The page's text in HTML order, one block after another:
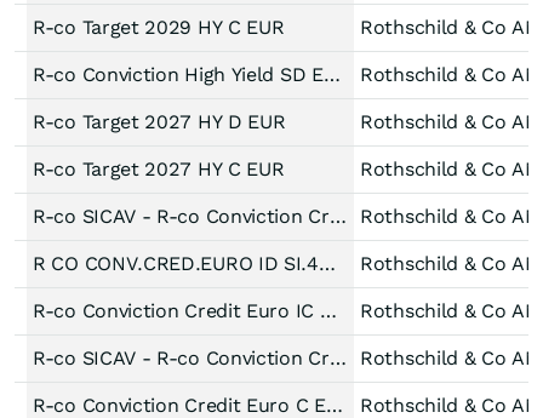
R-co Target 2029 HY C EUR Rothschild & Co AM
R-co Conviction High Yield SD Euro C EUR Rothschild & Co AM
R-co Target 2027 HY D EUR Rothschild & Co AM
R-co Target 2027 HY C EUR Rothschild & Co AM
R-co SICAV - R-co Conviction Credit Euro Act -PB EUR- Rothschild & Co AM
R CO CONV.CRED.EURO ID SI.4DEC Rothschild & Co AM
R-co Conviction Credit Euro IC EUR Rothschild & Co AM
R-co SICAV - R-co Conviction Credit Euro Act -P EUR- Rothschild & Co AM
R-co Conviction Credit Euro C EUR Rothschild & Co AM